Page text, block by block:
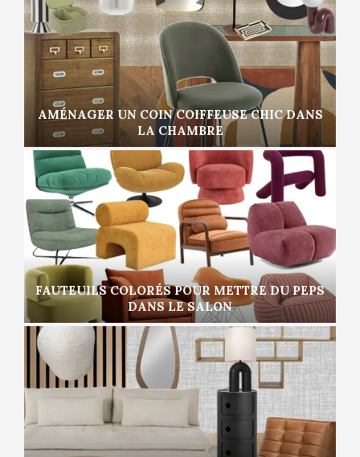
AMÉNAGER UN COIN COIFFEUSE CHIC DANS
LA CHAMBRE
FAUTEUILS COLORÉS POUR METTRE DU PEPS
DANS LE SALON